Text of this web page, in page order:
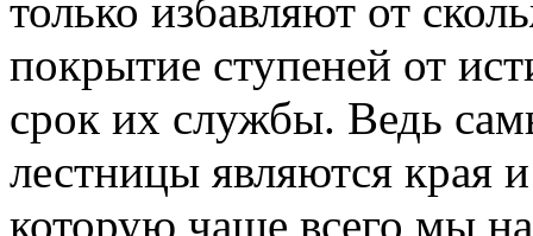
только избавляют от
покрытие ступеней от
срок их службы. Ведь
лестницы являются края
которую чаще всего мы